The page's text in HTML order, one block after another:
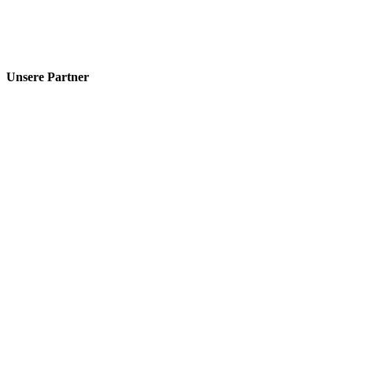
Unsere Partner